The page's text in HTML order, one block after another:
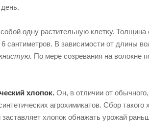
одну растительную клетку.
сантиметров. В зависимости от длины
По мере созревания на волокне
хлопок. Он, в отличии от
агрохимикатов. Сбор
хлопок обнажать урожай